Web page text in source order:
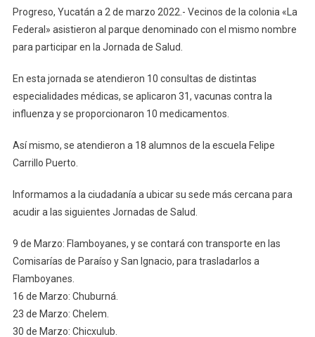
De
La
Federal
A
La
“Jornada
Salud”
Progreso, Yucatán a 2 de marzo 2022.- Vecinos de la colonia «La
Federal» asistieron al parque denominado con el mismo nombre
para participar en la Jornada de Salud.
En esta jornada se atendieron 10 consultas de distintas
especialidades médicas, se aplicaron 31, vacunas contra la
influenza y se proporcionaron 10 medicamentos.
Así mismo, se atendieron a 18 alumnos de la escuela Felipe
Carrillo Puerto.
Informamos a la ciudadanía a ubicar su sede más cercana para
acudir a las siguientes Jornadas de Salud.
9 de Marzo: Flamboyanes, y se contará con transporte en las
Comisarías de Paraíso y San Ignacio, para trasladarlos a
Flamboyanes.
16 de Marzo: Chuburná.
23 de Marzo: Chelem.
30 de Marzo: Chicxulub.